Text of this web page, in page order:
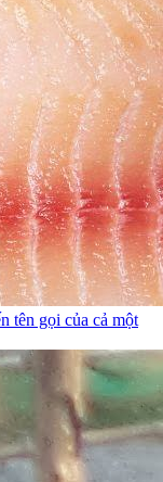
tên gọi của cả một